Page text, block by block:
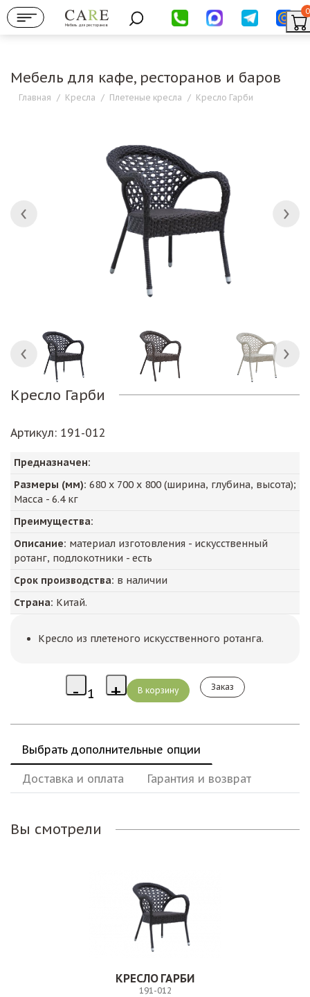
Мебель для ресторанов
0
Мебель для кафе, ресторанов и баров
Главная / Кресла / Плетеные кресла / Кресло Гарби
Кресло Гарби
Артикул: 191-012
Предназначен:
Размеры (мм): 680 х 700 х 800 (ширина, глубина, высота);
Масса - 6.4кг
Преимущества:
Описание: материал изготовления - искусственный
ротанг, подлокотники - есть
Срок производства: в наличии
Страна: Китай.
Кресло из плетеного искусственного ротанга.
Заказ
Выбрать дополнительные опции
Доставка и оплата Гарантия и возврат
Вы смотрели
КРЕСЛО ГАРБИ
191-012